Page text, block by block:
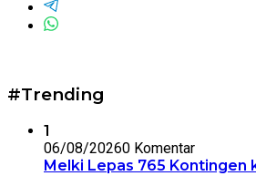
#Trending
1
06/08/20260 Komentar
Melki Lepas 765 Kontingen